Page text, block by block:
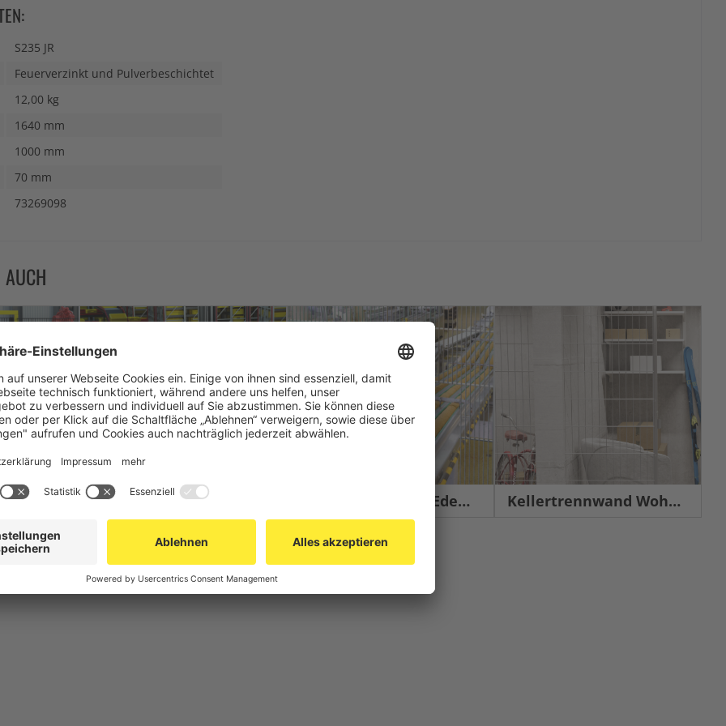
S235 JR
Feuerverzinkt und Pulverbeschichtet
12,00 kg
1640 mm
1000 mm
70 mm
73269098
Gittertrennwand Lager & Logistik Maschinenschutz Edelstahl Kellertrennwand Wohnbau